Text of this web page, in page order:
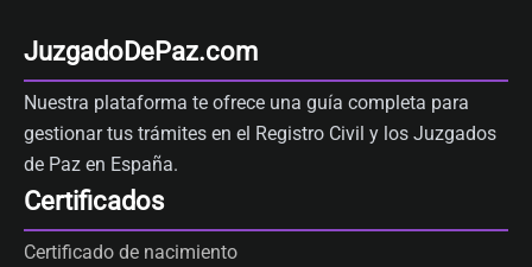
JuzgadoDePaz.com
Nuestra plataforma te ofrece una guía completa para
gestionar tus trámites en el Registro Civil y los Juzgados
de Paz en España.
Certificados
Certificado de nacimiento